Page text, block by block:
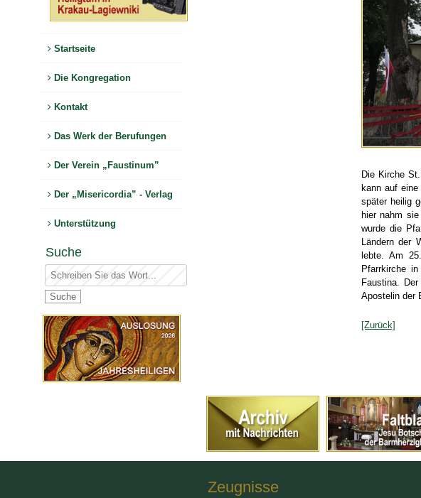
Startseite
Die Kongregation
Kontakt
Das Werk der Berufungen
Der Verein „Faustinum”
Der „Misericordia” - Verlag
Unterstützung
Suche
Die Kirche
kann auf
später heilig
hier nahm
wurde die
Ländern der
lebte. Am
Pfarrkirche
Faustina.
Apostelin der
[Zurück]
Zeugnisse